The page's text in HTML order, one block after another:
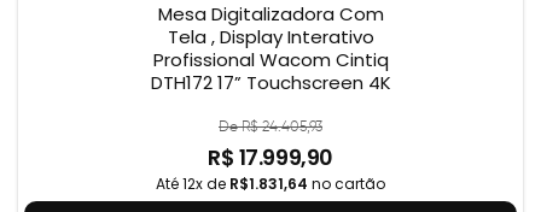
Mesa Digitalizadora Com
Tela , Display Interativo
Profissional Wacom Cintiq
DTH172 17” Touchscreen 4K
De R$ 24.405,93
R$ 17.999,90
Até 12x de R$1.831,64 no cartão